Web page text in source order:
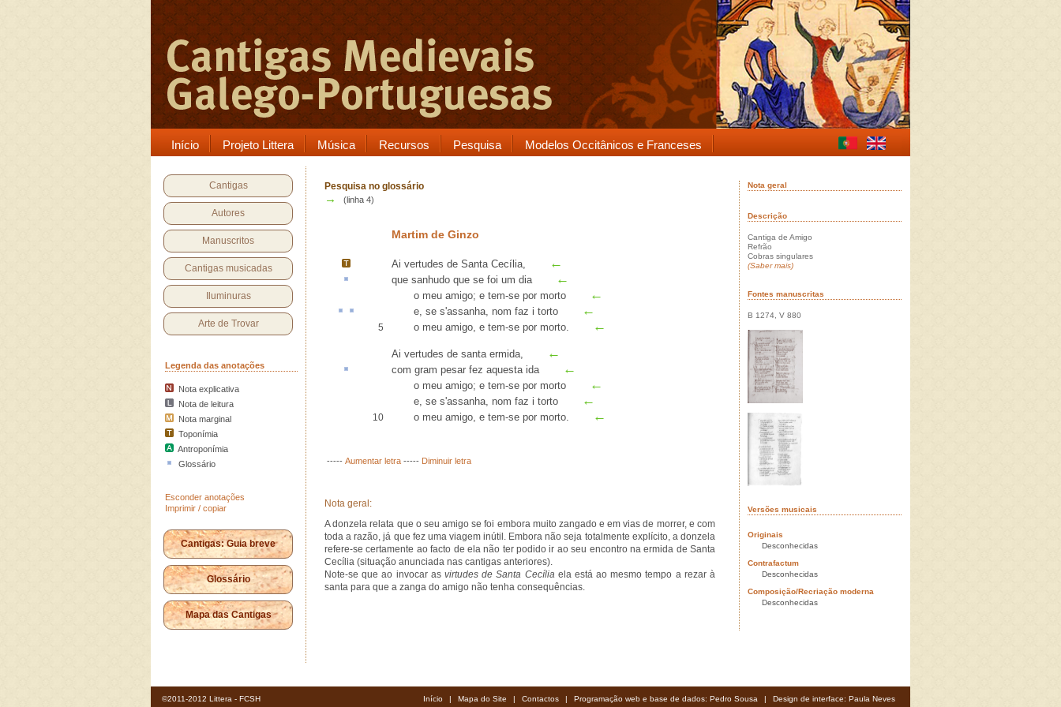
Início Projeto Littera Música Recursos Pesquisa Modelos Occitânicos e Franceses
Cantigas
Autores
Manuscritos
Cantigas musicadas
Iluminuras
Arte de Trovar
Legenda das anotações
Nota explicativa
Nota de leitura
Nota marginal
Toponímia
Antroponímia
Glossário
Esconder anotações
Imprimir / copiar
Cantigas: Guia breve
Glossário
Mapa das Cantigas
Pesquisa no glossário
→ (linha 4)
Martim de Ginzo
Ai vertudes de Santa Cecília, ←
que sanhudo que se foi um dia←
o meu amigo; e tem-se por morto ←
e, se s'assanha, nom faz i torto ←
5 o meu amigo, e tem-se por morto. ←
Ai vertudes de santa ermida, ←
com gram pesar fez aquestaida←
o meu amigo; e tem-se por morto ←
e, se s'assanha, nom faz i torto ←
10 o meu amigo, e tem-se por morto. ←
----- Aumentar letra ----- Diminuir letra
Nota geral:
A donzela relata que o seu amigo se foi embora muito zangado e em vias de morrer, e com
toda a razão, já que fez uma viagem inútil. Embora não seja totalmente explícito, a donzela
refere-se certamente ao facto de ela não ter podido ir ao seu encontro na ermida de Santa
Cecília (situação anunciada nas cantigas anteriores).
Note-se que ao invocar as virtudes de Santa Cecíliaela está ao mesmo tempo a rezar à
santa para que a zanga do amigo não tenha consequências.
Nota geral
Descrição
Cantiga de Amigo
Refrão
Cobras singulares
(Saber mais)
Fontes manuscritas
B 1274, V 880
Versões musicais
Originais
Desconhecidas
Contrafactum
Desconhecidas
Composição/Recriação moderna
Desconhecidas
©2011-2012 Littera - FCSH Início | Mapa do Site | Contactos | Programação web e base de dados: Pedro Sousa | Design de interface: Paula Neves